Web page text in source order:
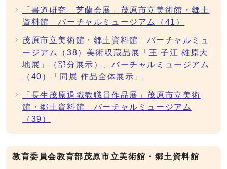
「書道研究 芝蘭会展」茂原市立美術館・郷土
資料館 バーチャルミュージアム（41）
茂原市立美術館・郷土資料館 バーチャルミュ
ージアム（38）美術収蔵品展「王 子江 雄原大
地展」（部分展示）、バーチャルミュージアム
（40）「同展 作品全体展示」
「長生茂原退職教職員作品展」茂原市立美術
館・郷土資料館 バーチャルミュージアム
（39）
教育委員会教育部茂原市立美術館・郷土資料館